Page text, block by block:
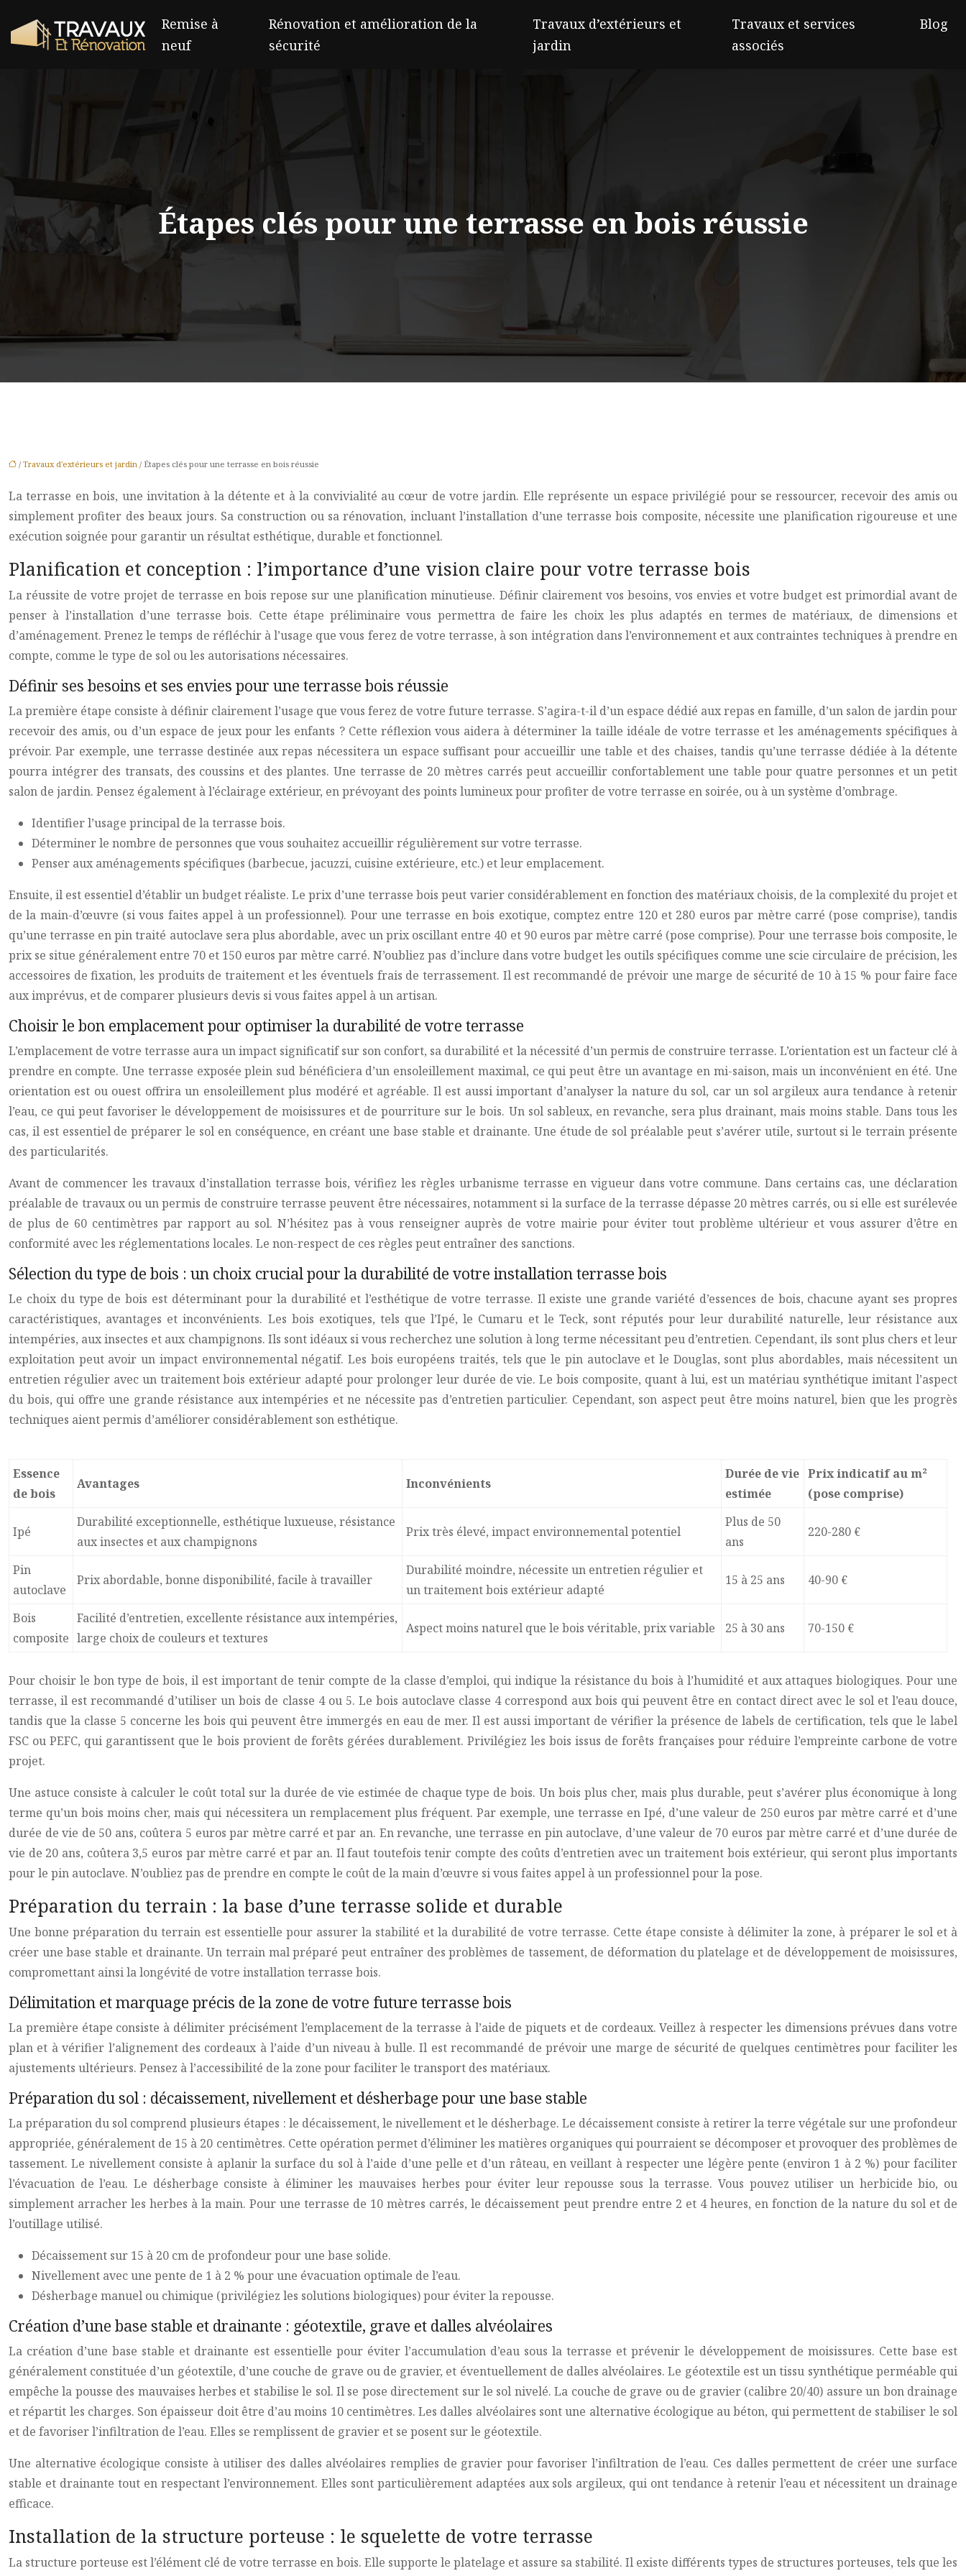
Remise à
neuf
Rénovation et amélioration de la
sécurité
Travaux d’extérieurs et
jardin
Travaux et services
associés
Blog
Étapes clés pour une terrasse en bois réussie
/ Travaux d'extérieurs et jardin / Étapes clés pour une terrasse en bois réussie
La terrasse en bois, une invitation à la détente et à la convivialité au cœur de votre jardin. Elle représente un espace privilégié pour se ressourcer, recevoir des amis ou
simplement profiter des beaux jours. Sa construction ou sa rénovation, incluant l’installation d’une terrasse bois composite, nécessite une planification rigoureuse et une
exécution soignée pour garantir un résultat esthétique, durable et fonctionnel.
Planification et conception : l’importance d’une vision claire pour votre terrasse bois
La réussite de votre projet de terrasse en bois repose sur une planification minutieuse. Définir clairement vos besoins, vos envies et votre budget est primordial avant de
penser à l’installation d’une terrasse bois. Cette étape préliminaire vous permettra de faire les choix les plus adaptés en termes de matériaux, de dimensions et
d’aménagement. Prenez le temps de réfléchir à l’usage que vous ferez de votre terrasse, à son intégration dans l’environnement et aux contraintes techniques à prendre en
compte, comme le type de sol ou les autorisations nécessaires.
Définir ses besoins et ses envies pour une terrasse bois réussie
La première étape consiste à définir clairement l’usage que vous ferez de votre future terrasse. S’agira-t-il d’un espace dédié aux repas en famille, d’un salon de jardin pour
recevoir des amis, ou d’un espace de jeux pour les enfants ? Cette réflexion vous aidera à déterminer la taille idéale de votre terrasse et les aménagements spécifiques à
prévoir. Par exemple, une terrasse destinée aux repas nécessitera un espace suffisant pour accueillir une table et des chaises, tandis qu’une terrasse dédiée à la détente
pourra intégrer des transats, des coussins et des plantes. Une terrasse de 20 mètres carrés peut accueillir confortablement une table pour quatre personnes et un petit
salon de jardin. Pensez également à l’éclairage extérieur, en prévoyant des points lumineux pour profiter de votre terrasse en soirée, ou à un système d’ombrage.
Identifier l’usage principal de la terrasse bois.
Déterminer le nombre de personnes que vous souhaitez accueillir régulièrement sur votre terrasse.
Penser aux aménagements spécifiques (barbecue, jacuzzi, cuisine extérieure, etc.) et leur emplacement.
Ensuite, il est essentiel d’établir un budget réaliste. Le prix d’une terrasse bois peut varier considérablement en fonction des matériaux choisis, de la complexité du projet et
de la main-d’œuvre (si vous faites appel à un professionnel). Pour une terrasse en bois exotique, comptez entre 120 et 280 euros par mètre carré (pose comprise), tandis
qu’une terrasse en pin traité autoclave sera plus abordable, avec un prix oscillant entre 40 et 90 euros par mètre carré (pose comprise). Pour une terrasse bois composite, le
prix se situe généralement entre 70 et 150 euros par mètre carré. N’oubliez pas d’inclure dans votre budget les outils spécifiques comme une scie circulaire de précision, les
accessoires de fixation, les produits de traitement et les éventuels frais de terrassement. Il est recommandé de prévoir une marge de sécurité de 10 à 15 % pour faire face
aux imprévus, et de comparer plusieurs devis si vous faites appel à un artisan.
Choisir le bon emplacement pour optimiser la durabilité de votre terrasse
L’emplacement de votre terrasse aura un impact significatif sur son confort, sa durabilité et la nécessité d’un permis de construire terrasse. L’orientation est un facteur clé à
prendre en compte. Une terrasse exposée plein sud bénéficiera d’un ensoleillement maximal, ce qui peut être un avantage en mi-saison, mais un inconvénient en été. Une
orientation est ou ouest offrira un ensoleillement plus modéré et agréable. Il est aussi important d’analyser la nature du sol, car un sol argileux aura tendance à retenir
l’eau, ce qui peut favoriser le développement de moisissures et de pourriture sur le bois. Un sol sableux, en revanche, sera plus drainant, mais moins stable. Dans tous les
cas, il est essentiel de préparer le sol en conséquence, en créant une base stable et drainante. Une étude de sol préalable peut s’avérer utile, surtout si le terrain présente
des particularités.
Avant de commencer les travaux d’installation terrasse bois, vérifiez les règles urbanisme terrasse en vigueur dans votre commune. Dans certains cas, une déclaration
préalable de travaux ou un permis de construire terrasse peuvent être nécessaires, notamment si la surface de la terrasse dépasse 20 mètres carrés, ou si elle est surélevée
de plus de 60 centimètres par rapport au sol. N’hésitez pas à vous renseigner auprès de votre mairie pour éviter tout problème ultérieur et vous assurer d’être en
conformité avec les réglementations locales. Le non-respect de ces règles peut entraîner des sanctions.
Sélection du type de bois : un choix crucial pour la durabilité de votre installation terrasse bois
Le choix du type de bois est déterminant pour la durabilité et l’esthétique de votre terrasse. Il existe une grande variété d’essences de bois, chacune ayant ses propres
caractéristiques, avantages et inconvénients. Les bois exotiques, tels que l’Ipé, le Cumaru et le Teck, sont réputés pour leur durabilité naturelle, leur résistance aux
intempéries, aux insectes et aux champignons. Ils sont idéaux si vous recherchez une solution à long terme nécessitant peu d’entretien. Cependant, ils sont plus chers et leur
exploitation peut avoir un impact environnemental négatif. Les bois européens traités, tels que le pin autoclave et le Douglas, sont plus abordables, mais nécessitent un
entretien régulier avec un traitement bois extérieur adapté pour prolonger leur durée de vie. Le bois composite, quant à lui, est un matériau synthétique imitant l’aspect
du bois, qui offre une grande résistance aux intempéries et ne nécessite pas d’entretien particulier. Cependant, son aspect peut être moins naturel, bien que les progrès
techniques aient permis d’améliorer considérablement son esthétique.
Essence
de bois
Avantages Inconvénients
Durée de vie
estimée
Prix indicatif au m²
(pose comprise)
Ipé
Durabilité exceptionnelle, esthétique luxueuse, résistance
aux insectes et aux champignons
Prix très élevé, impact environnemental potentiel
Plus de 50
ans
220-280 €
Pin
autoclave
Prix abordable, bonne disponibilité, facile à travailler
Durabilité moindre, nécessite un entretien régulier et
un traitement bois extérieur adapté
15 à 25 ans 40-90 €
Bois
composite
Facilité d’entretien, excellente résistance aux intempéries,
large choix de couleurs et textures
Aspect moins naturel que le bois véritable, prix variable 25 à 30 ans 70-150 €
Pour choisir le bon type de bois, il est important de tenir compte de la classe d’emploi, qui indique la résistance du bois à l’humidité et aux attaques biologiques. Pour une
terrasse, il est recommandé d’utiliser un bois de classe 4 ou 5. Le bois autoclave classe 4 correspond aux bois qui peuvent être en contact direct avec le sol et l’eau douce,
tandis que la classe 5 concerne les bois qui peuvent être immergés en eau de mer. Il est aussi important de vérifier la présence de labels de certification, tels que le label
FSC ou PEFC, qui garantissent que le bois provient de forêts gérées durablement. Privilégiez les bois issus de forêts françaises pour réduire l’empreinte carbone de votre
projet.
Une astuce consiste à calculer le coût total sur la durée de vie estimée de chaque type de bois. Un bois plus cher, mais plus durable, peut s’avérer plus économique à long
terme qu’un bois moins cher, mais qui nécessitera un remplacement plus fréquent. Par exemple, une terrasse en Ipé, d’une valeur de 250 euros par mètre carré et d’une
durée de vie de 50 ans, coûtera 5 euros par mètre carré et par an. En revanche, une terrasse en pin autoclave, d’une valeur de 70 euros par mètre carré et d’une durée de
vie de 20 ans, coûtera 3,5 euros par mètre carré et par an. Il faut toutefois tenir compte des coûts d’entretien avec un traitement bois extérieur, qui seront plus importants
pour le pin autoclave. N’oubliez pas de prendre en compte le coût de la main d’œuvre si vous faites appel à un professionnel pour la pose.
Préparation du terrain : la base d’une terrasse solide et durable
Une bonne préparation du terrain est essentielle pour assurer la stabilité et la durabilité de votre terrasse. Cette étape consiste à délimiter la zone, à préparer le sol et à
créer une base stable et drainante. Un terrain mal préparé peut entraîner des problèmes de tassement, de déformation du platelage et de développement de moisissures,
compromettant ainsi la longévité de votre installation terrasse bois.
Délimitation et marquage précis de la zone de votre future terrasse bois
La première étape consiste à délimiter précisément l’emplacement de la terrasse à l’aide de piquets et de cordeaux. Veillez à respecter les dimensions prévues dans votre
plan et à vérifier l’alignement des cordeaux à l’aide d’un niveau à bulle. Il est recommandé de prévoir une marge de sécurité de quelques centimètres pour faciliter les
ajustements ultérieurs. Pensez à l’accessibilité de la zone pour faciliter le transport des matériaux.
Préparation du sol : décaissement, nivellement et désherbage pour une base stable
La préparation du sol comprend plusieurs étapes : le décaissement, le nivellement et le désherbage. Le décaissement consiste à retirer la terre végétale sur une profondeur
appropriée, généralement de 15 à 20 centimètres. Cette opération permet d’éliminer les matières organiques qui pourraient se décomposer et provoquer des problèmes de
tassement. Le nivellement consiste à aplanir la surface du sol à l’aide d’une pelle et d’un râteau, en veillant à respecter une légère pente (environ 1 à 2 %) pour faciliter
l’évacuation de l’eau. Le désherbage consiste à éliminer les mauvaises herbes pour éviter leur repousse sous la terrasse. Vous pouvez utiliser un herbicide bio, ou
simplement arracher les herbes à la main. Pour une terrasse de 10 mètres carrés, le décaissement peut prendre entre 2 et 4 heures, en fonction de la nature du sol et de
l’outillage utilisé.
Décaissement sur 15 à 20 cm de profondeur pour une base solide.
Nivellement avec une pente de 1 à 2 % pour une évacuation optimale de l’eau.
Désherbage manuel ou chimique (privilégiez les solutions biologiques) pour éviter la repousse.
Création d’une base stable et drainante : géotextile, grave et dalles alvéolaires
La création d’une base stable et drainante est essentielle pour éviter l’accumulation d’eau sous la terrasse et prévenir le développement de moisissures. Cette base est
généralement constituée d’un géotextile, d’une couche de grave ou de gravier, et éventuellement de dalles alvéolaires. Le géotextile est un tissu synthétique perméable qui
empêche la pousse des mauvaises herbes et stabilise le sol. Il se pose directement sur le sol nivelé. La couche de grave ou de gravier (calibre 20/40) assure un bon drainage
et répartit les charges. Son épaisseur doit être d’au moins 10 centimètres. Les dalles alvéolaires sont une alternative écologique au béton, qui permettent de stabiliser le sol
et de favoriser l’infiltration de l’eau. Elles se remplissent de gravier et se posent sur le géotextile.
Une alternative écologique consiste à utiliser des dalles alvéolaires remplies de gravier pour favoriser l’infiltration de l’eau. Ces dalles permettent de créer une surface
stable et drainante tout en respectant l’environnement. Elles sont particulièrement adaptées aux sols argileux, qui ont tendance à retenir l’eau et nécessitent un drainage
efficace.
Installation de la structure porteuse : le squelette de votre terrasse
La structure porteuse est l’élément clé de votre terrasse en bois. Elle supporte le platelage et assure sa stabilité. Il existe différents types de structures porteuses, tels que les